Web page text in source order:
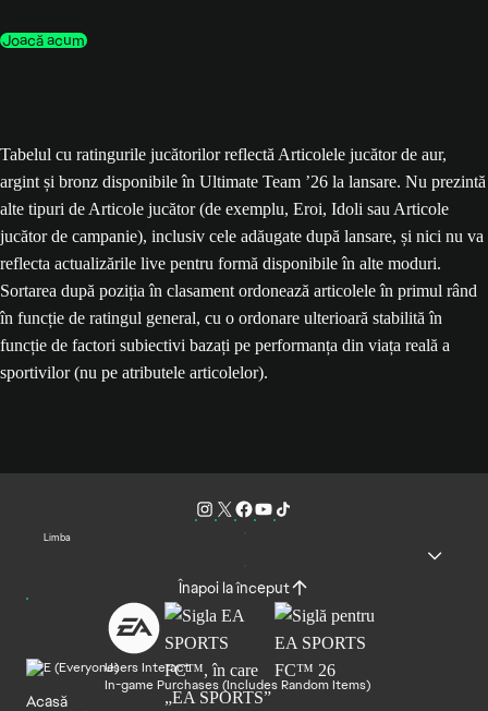
Joacă acum
Tabelul cu ratingurile jucătorilor reflectă Articolele jucător de aur,
argint și bronz disponibile în Ultimate Team ’26 la lansare. Nu prezintă
alte tipuri de Articole jucător (de exemplu, Eroi, Idoli sau Articole
jucător de campanie), inclusiv cele adăugate după lansare, și nici nu va
reflecta actualizările live pentru formă disponibile în alte moduri.
Sortarea după poziția în clasament ordonează articolele în primul rând
în funcție de ratingul general, cu o ordonare ulterioară stabilită în
funcție de factori subiectivi bazați pe performanța din viața reală a
sportivilor (nu pe atributele articolelor).
Limba
Înapoi la început
Users Interact
In-game Purchases (Includes Random Items)
Acasă